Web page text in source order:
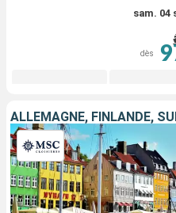
sam. 04
dès
ALLEMAGNE, FINLANDE,